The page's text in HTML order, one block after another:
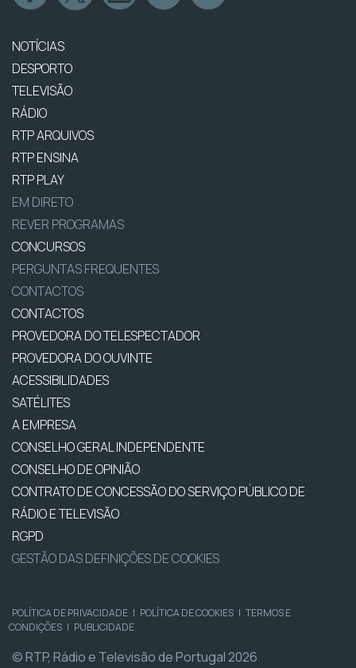
NOTÍCIAS
DESPORTO
TELEVISÃO
RÁDIO
RTP ARQUIVOS
RTP ENSINA
RTP PLAY
EM DIRETO
REVER PROGRAMAS
CONCURSOS
PERGUNTAS FREQUENTES
CONTACTOS
CONTACTOS
PROVEDORA DO TELESPECTADOR
PROVEDORA DO OUVINTE
ACESSIBILIDADES
SATÉLITES
A EMPRESA
CONSELHO GERAL INDEPENDENTE
CONSELHO DE OPINIÃO
CONTRATO DE CONCESSÃO DO SERVIÇO PÚBLICO DE
RÁDIO E TELEVISÃO
RGPD
GESTÃO DAS DEFINIÇÕES DE COOKIES
POLÍTICA DE PRIVACIDADE | POLÍTICA DE COOKIES | TERMOS E
CONDIÇÕES | PUBLICIDADE
© RTP, Rádio e Televisão de Portugal 2026